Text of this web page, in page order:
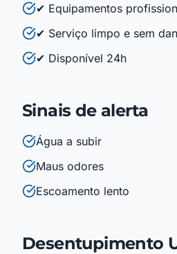
✔ Equipamentos
✔ Serviço limpo e sem
✔ Disponível 24h
Sinais de alerta
Água a subir
Maus odores
Escoamento lento
Desentupimento